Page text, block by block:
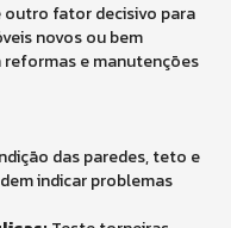
outro fator decisivo para
novos ou bem
e manutenções
das paredes, teto e
indicar problemas